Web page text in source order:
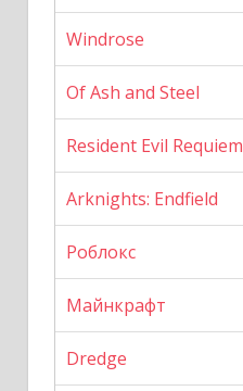
Windrose
Of Ash and Steel
Resident Evil Requiem
Arknights: Endfield
Роблокс
Майнкрафт
Dredge